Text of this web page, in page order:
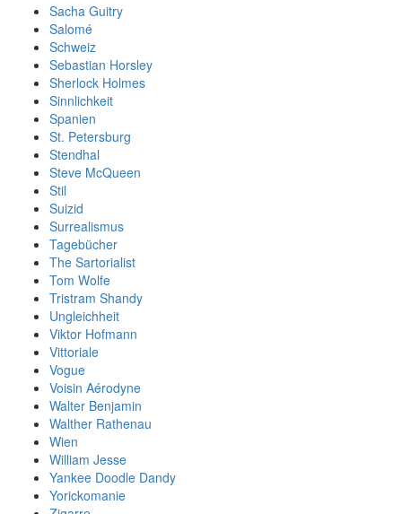
Sacha Guitry
Salomé
Schweiz
Sebastian Horsley
Sherlock Holmes
Sinnlichkeit
Spanien
St. Petersburg
Stendhal
Steve McQueen
Stil
Suizid
Surrealismus
Tagebücher
The Sartorialist
Tom Wolfe
Tristram Shandy
Ungleichheit
Viktor Hofmann
Vittoriale
Vogue
Voisin Aérodyne
Walter Benjamin
Walther Rathenau
Wien
William Jesse
Yankee Doodle Dandy
Yorickomanie